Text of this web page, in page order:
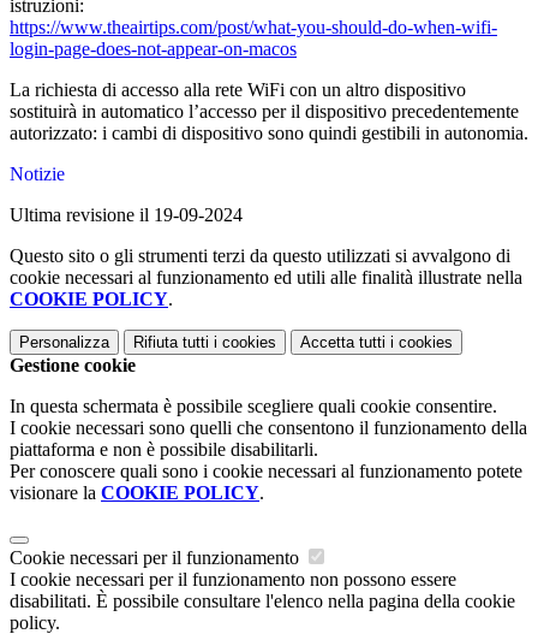
istruzioni:
https://www.theairtips.com/post/what-you-should-do-when-wifi-
login-page-does-not-appear-on-macos
La richiesta di accesso alla rete WiFi con un altro dispositivo
sostituirà in automatico l’accesso per il dispositivo precedentemente
autorizzato: i cambi di dispositivo sono quindi gestibili in autonomia.
Notizie
Ultima revisione il 19-09-2024
Questo sito o gli strumenti terzi da questo utilizzati si avvalgono di
cookie necessari al funzionamento ed utili alle finalità illustrate nella
COOKIE POLICY.
Personalizza Rifiuta tutti i cookies Accetta tutti i cookies
Gestione cookie
In questa schermata è possibile scegliere quali cookie consentire.
I cookie necessari sono quelli che consentono il funzionamento della
piattaforma e non è possibile disabilitarli.
Per conoscere quali sono i cookie necessari al funzionamento potete
visionare la COOKIE POLICY.
Cookie necessari per il funzionamento
I cookie necessari per il funzionamento non possono essere
disabilitati. È possibile consultare l'elenco nella pagina della cookie
policy.